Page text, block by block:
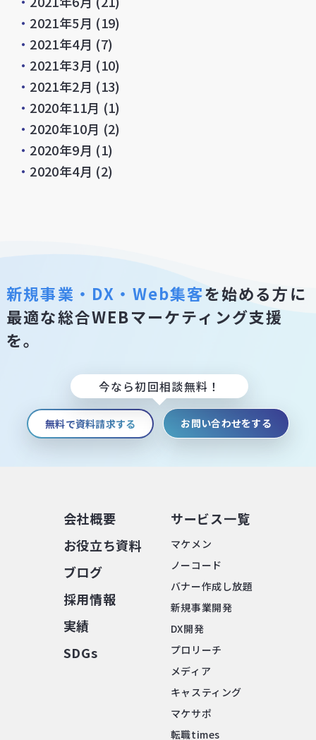
・ 2021年5月 (19)
・ 2021年4月 (7)
・ 2021年3月 (10)
・ 2021年2月 (13)
・ 2020年11月 (1)
・ 2020年10月 (2)
・ 2020年9月 (1)
・ 2020年4月 (2)
新規事業・DX・Web集客を始める方に
最適な総合WEBマーケティング支援
を。
今なら初回相談無料！
無料で資料請求する お問い合わせをする
会社概要
お役⽴ち資料
ブログ
採⽤情報
実績
SDGs
サービス⼀覧
マケメン
ノーコード
バナー作成し放題
新規事業開発
DX開発
プロリーチ
メディア
キャスティング
マケサポ
転職times